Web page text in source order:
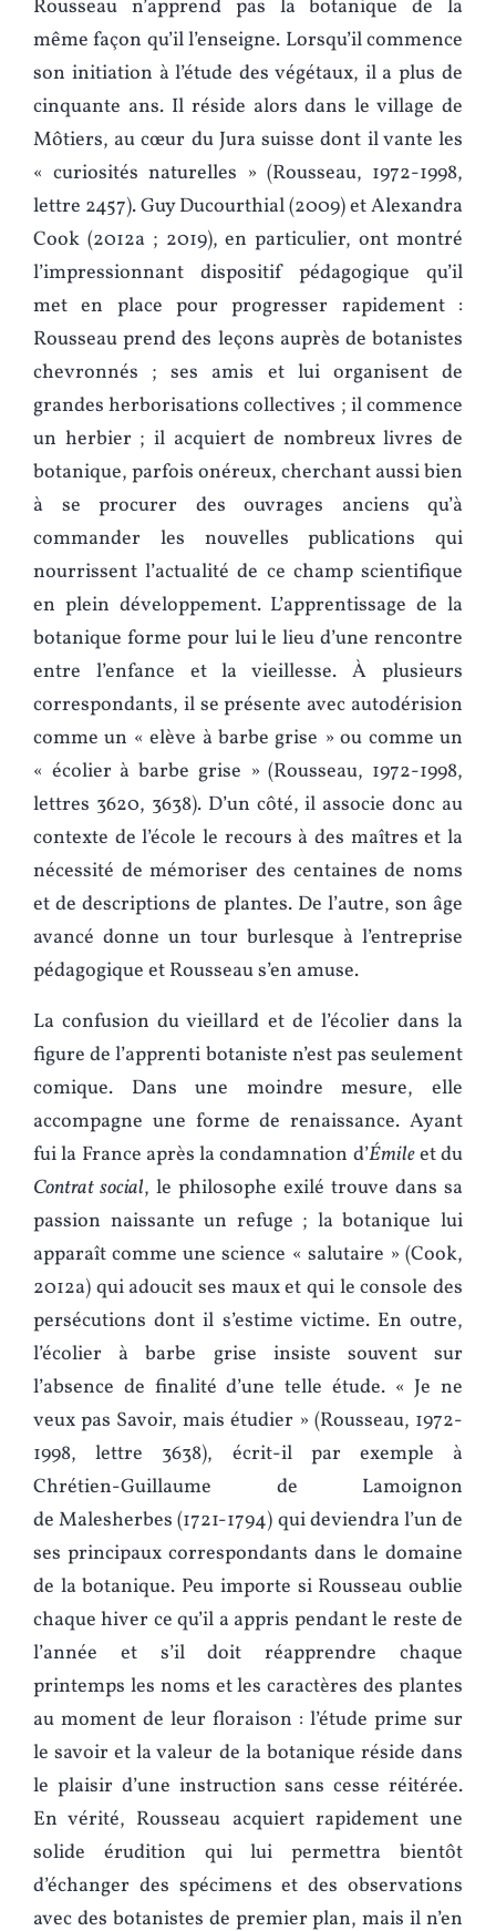
Rousseau n’apprend pas la botanique de la
même façon qu’il l’enseigne. Lorsqu’il commence
son initiation à l’étude des végétaux, il a plus de
cinquante ans. Il réside alors dans le village de
Môtiers, au cœur du Jura suisse dont il vante les
« curiosités naturelles » (Rousseau, 1972-1998,
lettre 2457). Guy Ducourthial (2009) et Alexandra
Cook (2012a ; 2019), en particulier, ont montré
l’impressionnant dispositif pédagogique qu’il
met en place pour progresser rapidement :
Rousseau prend des leçons auprès de botanistes
chevronnés ; ses amis et lui organisent de
grandes herborisations collectives ; il commence
un herbier ; il acquiert de nombreux livres de
botanique, parfois onéreux, cherchant aussi bien
à se procurer des ouvrages anciens qu’à
commander les nouvelles publications qui
nourrissent l’actualité de ce champ scientifique
en plein développement. L’apprentissage de la
botanique forme pour lui le lieu d’une rencontre
entre l’enfance et la vieillesse. À plusieurs
correspondants, il se présente avec autodérision
comme un « elève à barbe grise » ou comme un
« écolier à barbe grise » (Rousseau, 1972-1998,
lettres 3620, 3638). D’un côté, il associe donc au
contexte de l’école le recours à des maîtres et la
nécessité de mémoriser des centaines de noms
et de descriptions de plantes. De l’autre, son âge
avancé donne un tour burlesque à l’entreprise
pédagogique et Rousseau s’en amuse.
La confusion du vieillard et de l’écolier dans la
figure de l’apprenti botaniste n’est pas seulement
comique. Dans une moindre mesure, elle
accompagne une forme de renaissance. Ayant
fui la France après la condamnation d’Émileet du
Contrat social, le philosophe exilé trouve dans sa
passion naissante un refuge ; la botanique lui
apparaît comme une science « salutaire » (Cook,
2012a) qui adoucit ses maux et qui le console des
persécutions dont il s’estime victime. En outre,
l’écolier à barbe grise insiste souvent sur
l’absence de finalité d’une telle étude. « Je ne
veux pas Savoir, mais étudier » (Rousseau, 1972-
1998, lettre 3638), écrit-il par exemple à
Chrétien-Guillaume de Lamoignon
de Malesherbes (1721-1794) qui deviendra l’un de
ses principaux correspondants dans le domaine
de la botanique. Peu importe si Rousseau oublie
chaque hiver ce qu’il a appris pendant le reste de
l’année et s’il doit réapprendre chaque
printemps les noms et les caractères des plantes
au moment de leur floraison : l’étude prime sur
le savoir et la valeur de la botanique réside dans
le plaisir d’une instruction sans cesse réitérée.
En vérité, Rousseau acquiert rapidement une
solide érudition qui lui permettra bientôt
d’échanger des spécimens et des observations
avec des botanistes de premier plan, mais il n’en